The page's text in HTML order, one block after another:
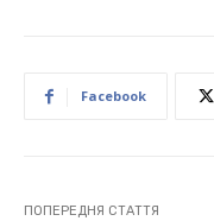
Facebook
ПОПЕРЕДНЯ СТАТТЯ